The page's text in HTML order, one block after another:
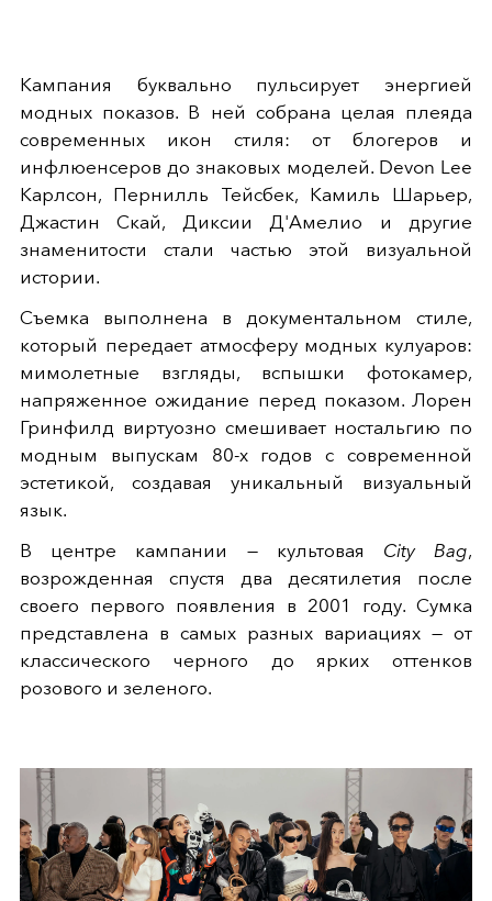
Кампания буквально пульсирует энергией
модных показов. В ней собрана целая плеяда
современных икон стиля: от блогеров и
инфлюенсеров до знаковых моделей. Devon Lee
Карлсон, Пернилль Тейсбек, Камиль Шарьер,
Джастин Скай, Диксии Д'Амелио и другие
знаменитости стали частью этой визуальной
истории.
Съемка выполнена в документальном стиле,
который передает атмосферу модных кулуаров:
мимолетные взгляды, вспышки фотокамер,
напряженное ожидание перед показом. Лорен
Гринфилд виртуозно смешивает ностальгию по
модным выпускам 80-х годов с современной
эстетикой, создавая уникальный визуальный
язык.
В центре кампании — культовая City Bag,
возрожденная спустя два десятилетия после
своего первого появления в 2001 году. Сумка
представлена в самых разных вариациях — от
классического черного до ярких оттенков
розового и зеленого.